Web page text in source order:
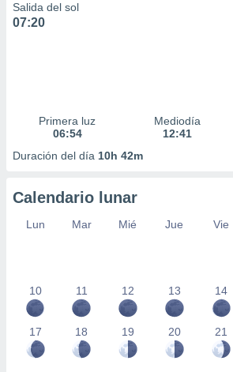
Salida del sol
07:20
Primera luz
06:54
Mediodía
12:41
Duración del día 10h 42m
Calendario lunar
Lun Mar Mié Jue Vie
10 11 12 13 14
17 18 19 20 21